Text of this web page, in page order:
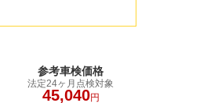
参考車検価格
法定24ヶ月点検対象
45,040円